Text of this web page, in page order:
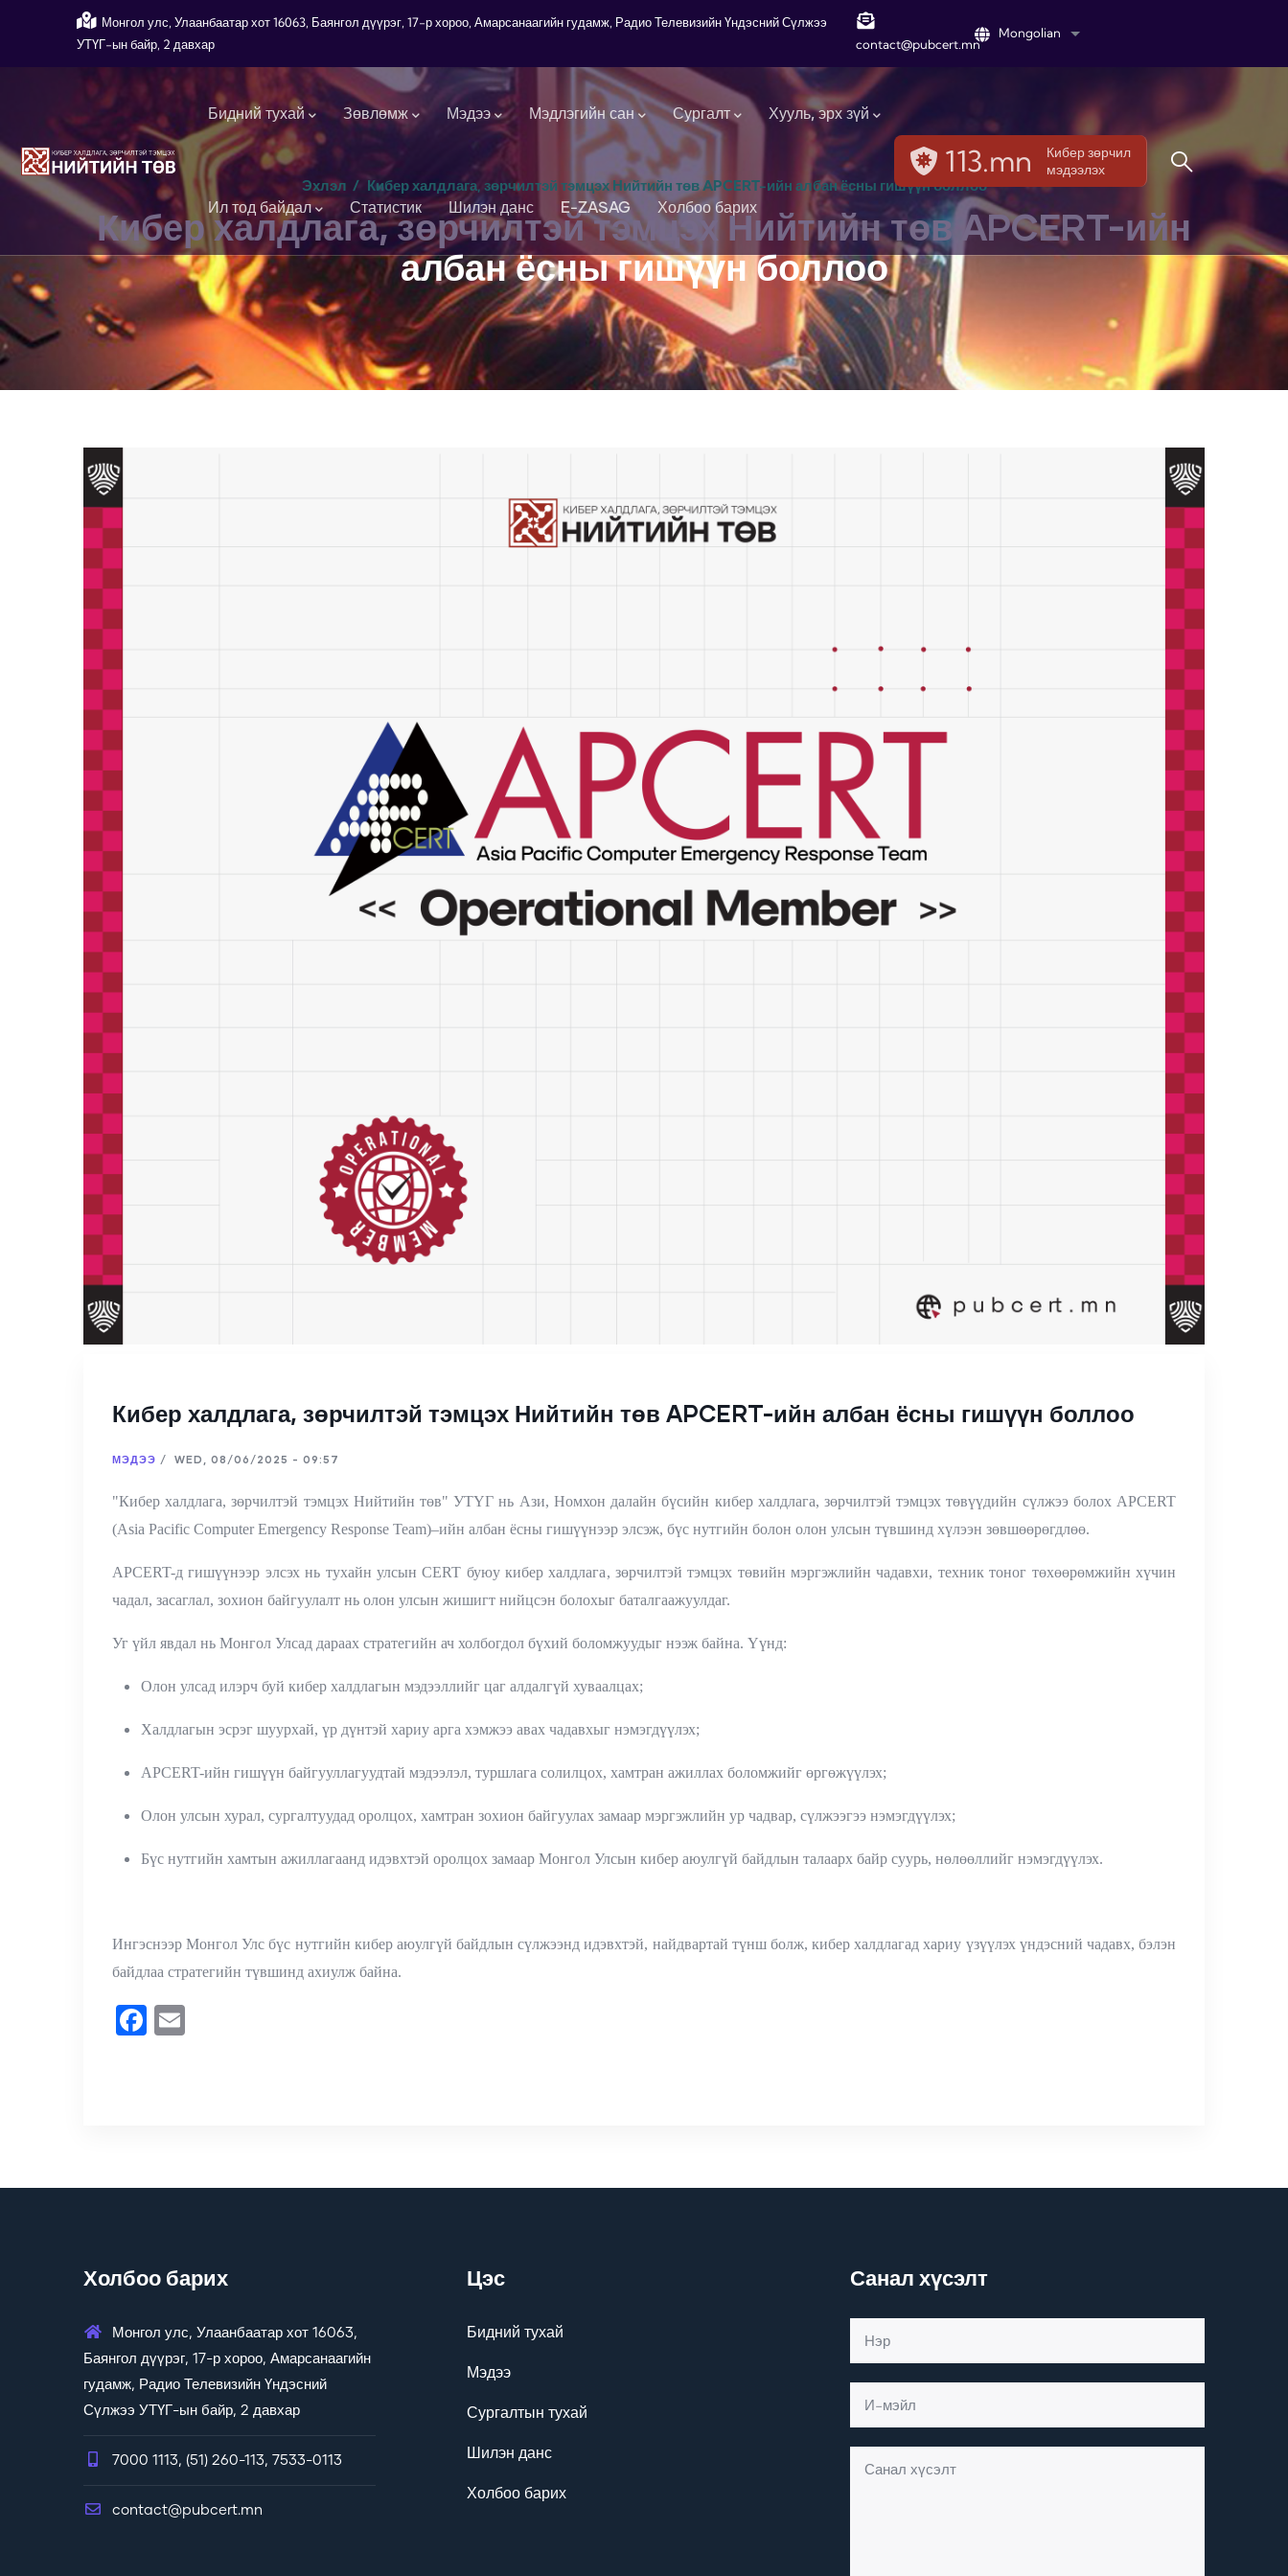
Skip to main contentМонгол улс, Улаанбаатар хот 16063, Баянгол дүүрэг, 17-р хороо, Амарсанаагийн гудамж, Радио Телевизийн Үндэсний Сүлжээ
УТҮГ-ын байр, 2 давхар
contact@pubcert.mn
Mongolian List additional actions
Main navigation
Бидний тухай Зөвлөмж Мэдээ Мэдлэгийн сан Сургалт Хууль, эрх зүй
Ил тод байдал Статистик Шилэн данс E-ZASAG Холбоо барих
113.mn
Кибер зөрчил
мэдээлэх
Эхлэл / Кибер халдлага, зөрчилтэй тэмцэх Нийтийн төв APCERT-ийн албан ёсны гишүүн боллоо
Кибер халдлага, зөрчилтэй тэмцэх Нийтийн төв APCERT-ийн
албан ёсны гишүүн боллоо
Кибер халдлага, зөрчилтэй тэмцэх Нийтийн төв APCERT-ийн албан ёсны гишүүн боллоо
МЭДЭЭ / WED, 08/06/2025 - 09:57
"Кибер халдлага, зөрчилтэй тэмцэх Нийтийн төв" УТҮГ нь Ази, Номхон далайн бүсийн кибер халдлага, зөрчилтэй тэмцэх төвүүдийн сүлжээ болох APCERT
(Asia Pacific Computer Emergency Response Team)–ийн албан ёсны гишүүнээр элсэж, бүс нутгийн болон олон улсын түвшинд хүлээн зөвшөөрөгдлөө.
APCERT-д гишүүнээр элсэх нь тухайн улсын CERT буюу кибер халдлага, зөрчилтэй тэмцэх төвийн мэргэжлийн чадавхи, техник тоног төхөөрөмжийн хүчин
чадал, засаглал, зохион байгуулалт нь олон улсын жишигт нийцсэн болохыг баталгаажуулдаг.
Уг үйл явдал нь Монгол Улсад дараах стратегийн ач холбогдол бүхий боломжуудыг нээж байна. Үүнд:
Олон улсад илэрч буй кибер халдлагын мэдээллийг цаг алдалгүй хуваалцах;
Халдлагын эсрэг шуурхай, үр дүнтэй хариу арга хэмжээ авах чадавхыг нэмэгдүүлэх;
APCERT-ийн гишүүн байгууллагуудтай мэдээлэл, туршлага солилцох, хамтран ажиллах боломжийг өргөжүүлэх;
Олон улсын хурал, сургалтуудад оролцох, хамтран зохион байгуулах замаар мэргэжлийн ур чадвар, сүлжээгээ нэмэгдүүлэх;
Бүс нутгийн хамтын ажиллагаанд идэвхтэй оролцох замаар Монгол Улсын кибер аюулгүй байдлын талаарх байр суурь, нөлөөллийг нэмэгдүүлэх.
Ингэснээр Монгол Улс бүс нутгийн кибер аюулгүй байдлын сүлжээнд идэвхтэй, найдвартай түнш болж, кибер халдлагад хариу үзүүлэх үндэсний чадавх, бэлэн
байдлаа стратегийн түвшинд ахиулж байна.
Facebook
Холбоо барих
Монгол улс, Улаанбаатар хот 16063,
Баянгол дүүрэг, 17-р хороо, Амарсанаагийн
гудамж, Радио Телевизийн Үндэсний
Сүлжээ УТҮГ-ын байр, 2 давхар
7000 1113, (51) 260-113, 7533-0113
contact@pubcert.mn
Цэс
Бидний тухай
Мэдээ
Сургалтын тухай
Шилэн данс
Холбоо барих
Санал хүсэлт